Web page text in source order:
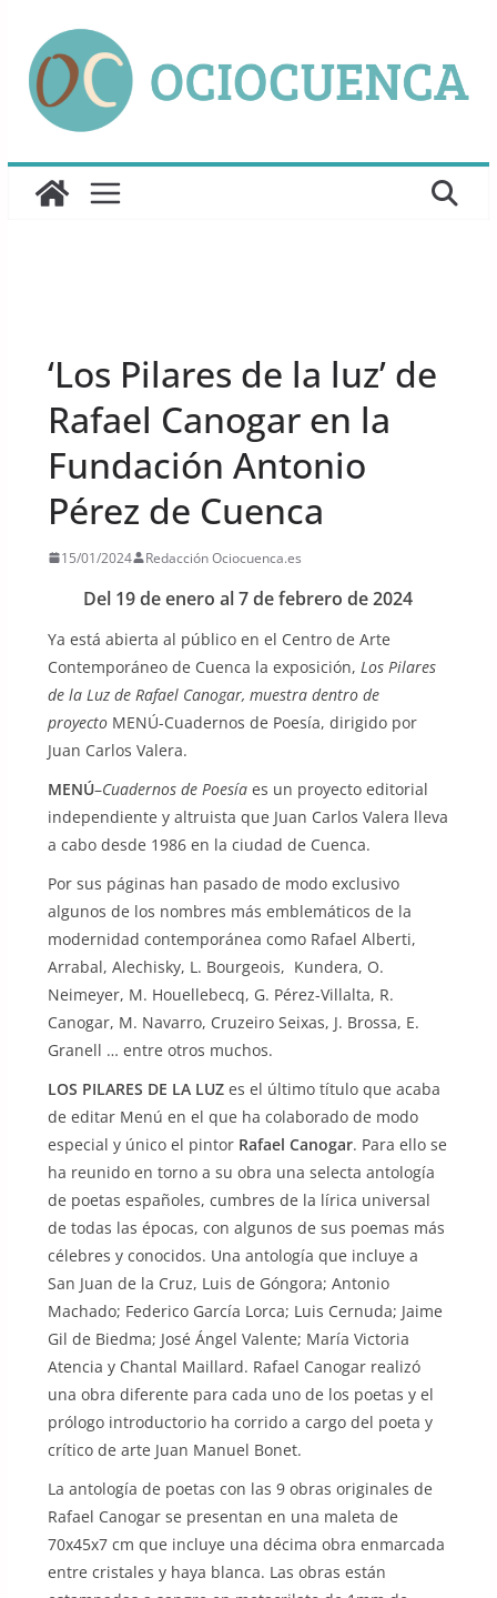
contenido
‘Los Pilares de la luz’ de
Rafael Canogar en la
Fundación Antonio
Pérez de Cuenca
15/01/2024 Redacción Ociocuenca.es
Del 19 de enero al 7 de febrero de 2024
Ya está abierta al público en el Centro de Arte
Contemporáneo de Cuenca la exposición, Los Pilares
de la Luz de Rafael Canogar, muestra dentro de
proyecto MENÚ-Cuadernos de Poesía, dirigido por
Juan Carlos Valera.
MENÚ–Cuadernos de Poesíaes un proyecto editorial
independiente y altruista que Juan Carlos Valera lleva
a cabo desde 1986 en la ciudad de Cuenca.
Por sus páginas han pasado de modo exclusivo
algunos de los nombres más emblemáticos de la
modernidad contemporánea como Rafael Alberti,
Arrabal, Alechisky, L. Bourgeois, Kundera, O.
Neimeyer, M. Houellebecq, G. Pérez-Villalta, R.
Canogar, M. Navarro, Cruzeiro Seixas, J. Brossa, E.
Granell … entre otros muchos.
LOS PILARES DE LA LUZes el último título que acaba
de editar Menú en el que ha colaborado de modo
especial y único el pintor Rafael Canogar. Para ello se
ha reunido en torno a su obra una selecta antología
de poetas españoles, cumbres de la lírica universal
de todas las épocas, con algunos de sus poemas más
célebres y conocidos. Una antología que incluye a
San Juan de la Cruz, Luis de Góngora; Antonio
Machado; Federico García Lorca; Luis Cernuda; Jaime
Gil de Biedma; José Ángel Valente; María Victoria
Atencia y Chantal Maillard. Rafael Canogar realizó
una obra diferente para cada uno de los poetas y el
prólogo introductorio ha corrido a cargo del poeta y
crítico de arte Juan Manuel Bonet.
La antología de poetas con las 9 obras originales de
Rafael Canogar se presentan en una maleta de
70x45x7 cm que incluye una décima obra enmarcada
entre cristales y haya blanca. Las obras están